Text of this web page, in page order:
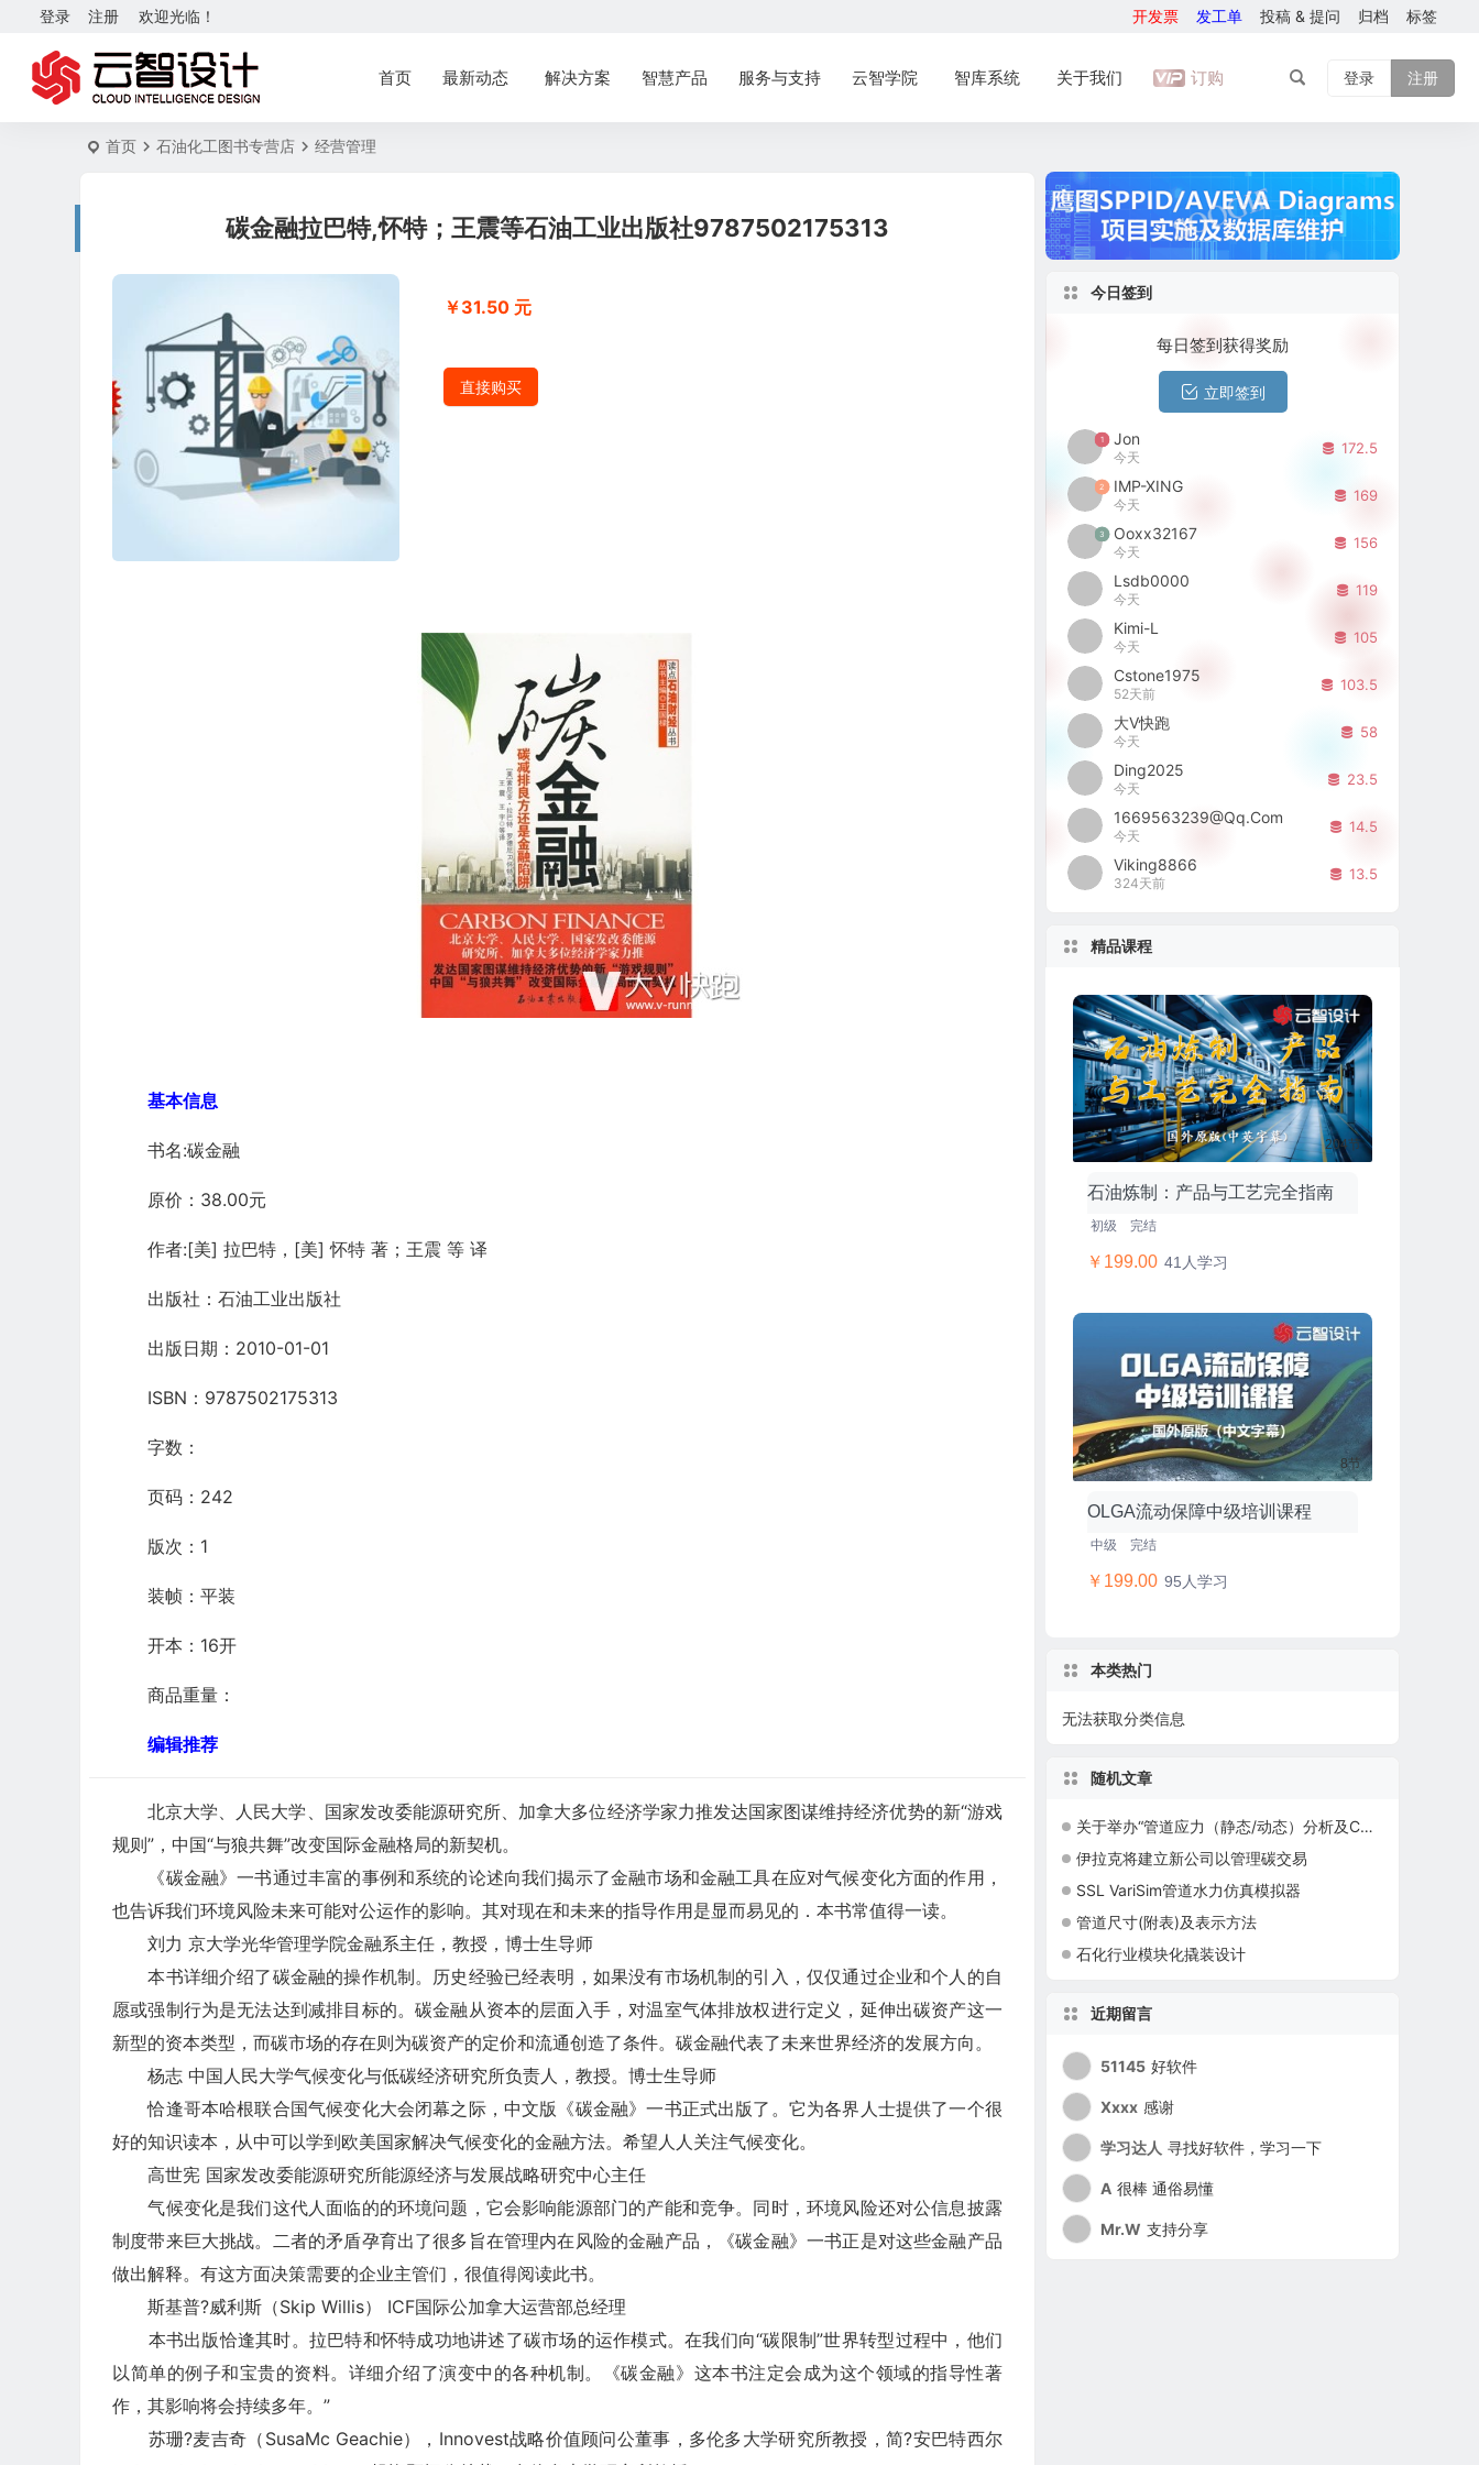
欢迎光临！
登录 注册 开发票 发工单 投稿 & 提问 归档 标签
首页 最新动态 解决方案 智慧产品 服务与支持 云智学院 智库系统 关于我们 订购 登录 注册
首页 石油化工图书专营店 经营管理
碳金融拉巴特,怀特；王震等石油工业出版社9787502175313
￥31.50 元
直接购买
基本信息
书名:碳金融
原价：38.00元
作者:[美] 拉巴特，[美] 怀特 著；王震 等 译
出版社：石油工业出版社
出版日期：2010-01-01
ISBN：9787502175313
字数：
页码：242
版次：1
装帧：平装
开本：16开
商品重量：
编辑推荐
北京大学、人民大学、国家发改委能源研究所、加拿大多位经济学家力推发达国家图谋维持经济优势的新“游戏
规则”，中国“与狼共舞”改变国际金融格局的新契机。
《碳金融》一书通过丰富的事例和系统的论述向我们揭示了金融市场和金融工具在应对气候变化方面的作用，
也告诉我们环境风险未来可能对公运作的影响。其对现在和未来的指导作用是显而易见的．本书常值得一读。
刘力 京大学光华管理学院金融系主任，教授，博士生导师
本书详细介绍了碳金融的操作机制。历史经验已经表明，如果没有市场机制的引入，仅仅通过企业和个人的自
愿或强制行为是无法达到减排目标的。碳金融从资本的层面入手，对温室气体排放权进行定义，延伸出碳资产这一
新型的资本类型，而碳市场的存在则为碳资产的定价和流通创造了条件。碳金融代表了未来世界经济的发展方向。
杨志 中国人民大学气候变化与低碳经济研究所负责人，教授。博士生导师
恰逢哥本哈根联合国气候变化大会闭幕之际，中文版《碳金融》一书正式出版了。它为各界人士提供了一个很
好的知识读本，从中可以学到欧美国家解决气候变化的金融方法。希望人人关注气候变化。
高世宪 国家发改委能源研究所能源经济与发展战略研究中心主任
气候变化是我们这代人面临的的环境问题，它会影响能源部门的产能和竞争。同时，环境风险还对公信息披露
制度带来巨大挑战。二者的矛盾孕育出了很多旨在管理内在风险的金融产品，《碳金融》一书正是对这些金融产品
做出解释。有这方面决策需要的企业主管们，很值得阅读此书。
斯基普?威利斯（Skip Willis） ICF国际公加拿大运营部总经理
本书出版恰逢其时。拉巴特和怀特成功地讲述了碳市场的运作模式。在我们向“碳限制”世界转型过程中，他们
以简单的例子和宝贵的资料。详细介绍了演变中的各种机制。《碳金融》这本书注定会成为这个领域的指导性著
作，其影响将会持续多年。”
苏珊?麦吉奇（SusaMc Geachie），Innovest战略价值顾问公董事，多伦多大学研究所教授，简?安巴特西尔
今日签到
每日签到获得奖励
立即签到
1 Jon
今天
172.5
2 IMP-XING
今天
169
3 Ooxx32167
今天
156
Lsdb0000
今天
119
Kimi-L
今天
105
Cstone1975
52天前
103.5
大V快跑
今天
58
Ding2025
今天
23.5
1669563239@qq.com
今天
14.5
Viking8866
324天前
13.5
精品课程
204节
石油炼制：产品与工艺完全指南
初级 完结
￥199.00 41人学习
8节
OLGA流动保障中级培训课程
中级 完结
￥199.00 95人学习
本类热门
无法获取分类信息
随机文章
关于举办“管道应力（静态/动态）分析及CAESARII工程实例培训班” 的培训通知
伊拉克将建立新公司以管理碳交易
SSL VariSim管道水力仿真模拟器
管道尺寸(附表)及表示方法
石化行业模块化撬装设计
近期留言
51145 好软件
Xxxx 感谢
学习达人 寻找好软件，学习一下
A 很棒 通俗易懂
Mr.W 支持分享